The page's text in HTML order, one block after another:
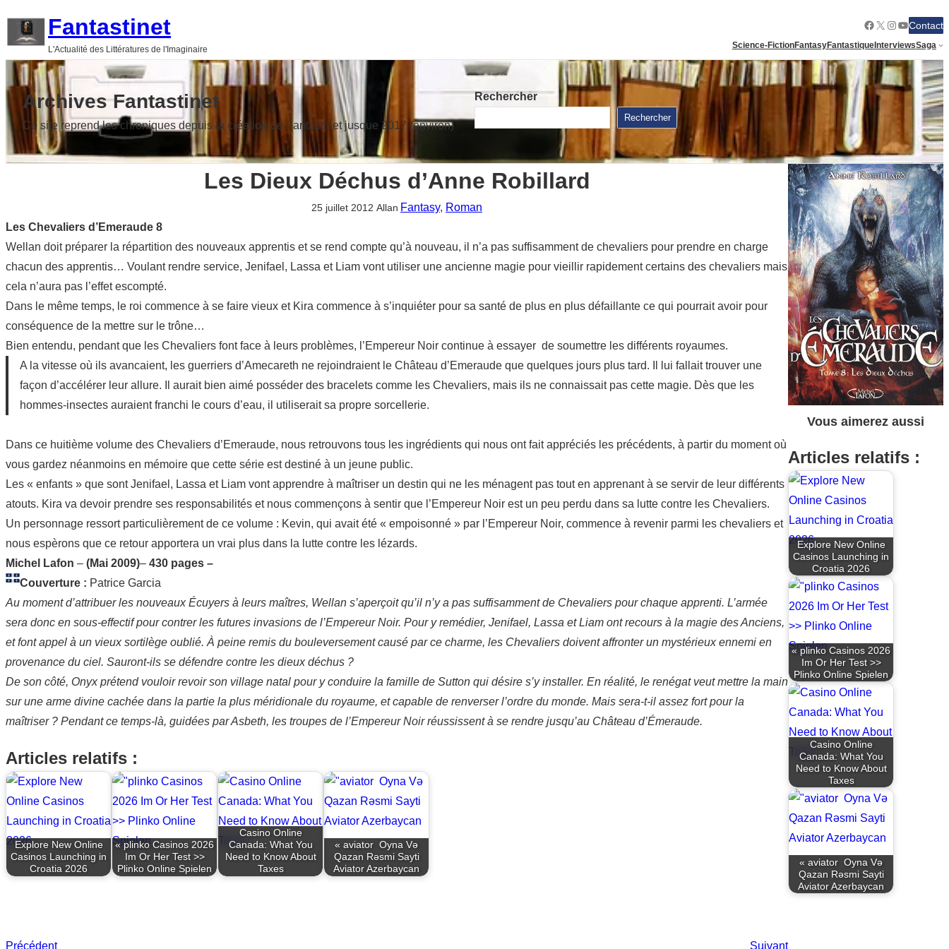
Fantastinet
L'Actualité des Littératures de l'Imaginaire
Facebook
X Instagram
YouTube
Contact
Science-FictionFantasyFantastiqueInterviewsSaga
Archives Fantastinet
Ce site reprend les chroniques depuis la création de Fantastinet jusque 2017 (environ)
Rechercher
Rechercher
Les Dieux Déchus d’Anne Robillard
25 juillet 2012 Allan Fantasy, Roman
Les Chevaliers d’Emeraude 8
Wellan doit préparer la répartition des nouveaux apprentis et se rend compte qu’à nouveau, il n’a pas suffisamment de chevaliers pour prendre en charge
chacun des apprentis… Voulant rendre service, Jenifael, Lassa et Liam vont utiliser une ancienne magie pour vieillir rapidement certains des chevaliers mais
cela n’aura pas l’effet escompté.
Dans le même temps, le roi commence à se faire vieux et Kira commence à s’inquiéter pour sa santé de plus en plus défaillante ce qui pourrait avoir pour
conséquence de la mettre sur le trône…
Bien entendu, pendant que les Chevaliers font face à leurs problèmes, l’Empereur Noir continue à essayer de soumettre les différents royaumes.
A la vitesse où ils avancaient, les guerriers d’Amecareth ne rejoindraient le Château d’Emeraude que quelques jours plus tard. Il lui fallait trouver une
façon d’accélérer leur allure. Il aurait bien aimé posséder des bracelets comme les Chevaliers, mais ils ne connaissait pas cette magie. Dès que les
hommes-insectes auraient franchi le cours d’eau, il utiliserait sa propre sorcellerie.
Dans ce huitième volume des Chevaliers d’Emeraude, nous retrouvons tous les ingrédients qui nous ont fait appréciés les précédents, à partir du moment où
vous gardez néanmoins en mémoire que cette série est destiné à un jeune public.
Les « enfants » que sont Jenifael, Lassa et Liam vont apprendre à maîtriser un destin qui ne les ménagent pas tout en apprenant à se servir de leur différents
atouts. Kira va devoir prendre ses responsabilités et nous commençons à sentir que l’Empereur Noir est un peu perdu dans sa lutte contre les Chevaliers.
Un personnage ressort particulièrement de ce volume : Kevin, qui avait été « empoisonné » par l’Empereur Noir, commence à revenir parmi les chevaliers et
nous espèrons que ce retour apportera un vrai plus dans la lutte contre les lézards.
Michel Lafon – (Mai 2009)– 430 pages –
Couverture : Patrice Garcia
Au moment d’attribuer les nouveaux Écuyers à leurs maîtres, Wellan s’aperçoit qu’il n’y a pas suffisamment de Chevaliers pour chaque apprenti. L’armée
sera donc en sous-effectif pour contrer les futures invasions de l’Empereur Noir. Pour y remédier, Jenifael, Lassa et Liam ont recours à la magie des Anciens,
et font appel à un vieux sortilège oublié. À peine remis du bouleversement causé par ce charme, les Chevaliers doivent affronter un mystérieux ennemi en
provenance du ciel. Sauront-ils se défendre contre les dieux déchus ?
De son côté, Onyx prétend vouloir revoir son village natal pour y conduire la famille de Sutton qui désire s’y installer. En réalité, le renégat veut mettre la main
sur une arme divine cachée dans la partie la plus méridionale du royaume, et capable de renverser l’ordre du monde. Mais sera-t-il assez fort pour la
maîtriser ? Pendant ce temps-là, guidées par Asbeth, les troupes de l’Empereur Noir réussissent à se rendre jusqu’au Château d’Émeraude.
Articles relatifs :
Explore New Online
Casinos Launching in
Croatia 2026
« plinko Casinos 2026
Im Or Her Test >>
Plinko Online Spielen
Casino Online
Canada: What You
Need to Know About
Taxes
« aviator ️ Oyna Və
Qazan Rəsmi Sayti
Aviator Azerbaycan
Précédent Suivant
Vous aimerez aussi
Articles relatifs :
Explore New Online
Casinos Launching in
Croatia 2026
« plinko Casinos 2026
Im Or Her Test >>
Plinko Online Spielen
Casino Online
Canada: What You
Need to Know About
Taxes
« aviator ️ Oyna Və
Qazan Rəsmi Sayti
Aviator Azerbaycan